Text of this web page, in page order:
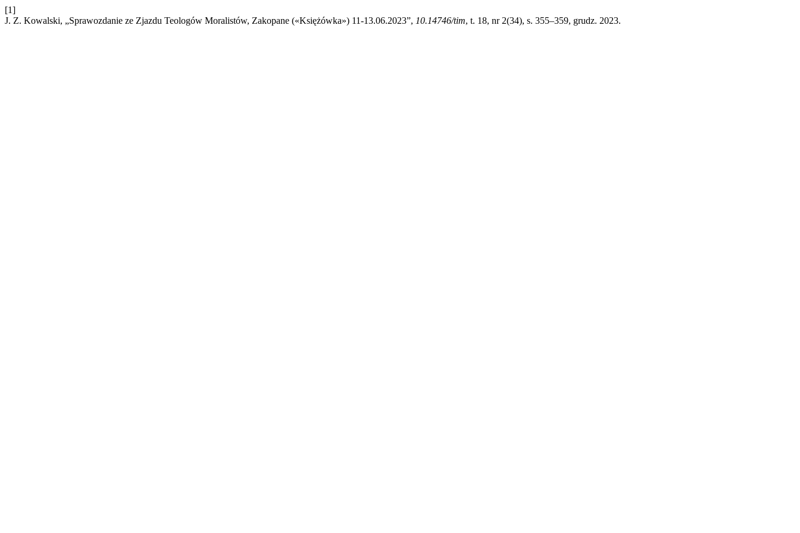
[1]
J. Z. Kowalski, „Sprawozdanie ze Zjazdu Teologów Moralistów, Zakopane («Księżówka») 11-13.06.2023”, 10.14746/tim, t. 18, nr 2(34), s. 355–359, grudz. 2023.